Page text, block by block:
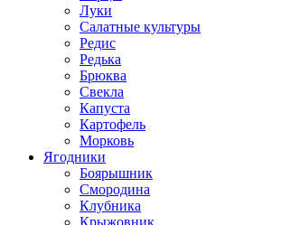
Луки
Салатные культуры
Редис
Редька
Брюква
Свекла
Капуста
Картофель
Морковь
Ягодники
Боярышник
Смородина
Клубника
Крыжовник